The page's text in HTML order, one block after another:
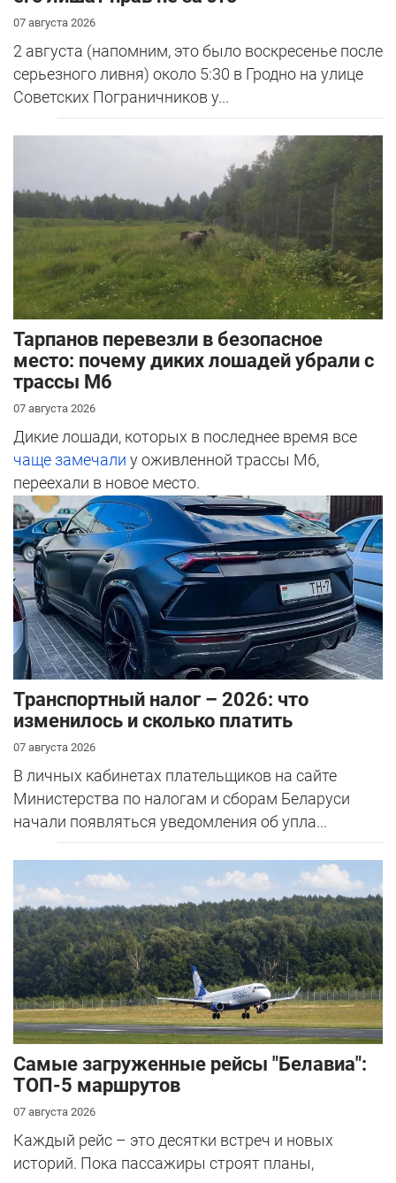
07 августа 2026
2 августа (напомним, это было воскресенье после
серьезного ливня) около 5:30 в Гродно на улице
Советских Пограничников у...
Тарпанов перевезли в безопасное
место: почему диких лошадей убрали с
трассы М6
07 августа 2026
Дикие лошади, которых в последнее время все
чаще замечали у оживленной трассы М6,
переехали в новое место.
Транспортный налог – 2026: что
изменилось и сколько платить
07 августа 2026
В личных кабинетах плательщиков на сайте
Министерства по налогам и сборам Беларуси
начали появляться уведомления об упла...
Самые загруженные рейсы "Белавиа":
ТОП-5 маршрутов
07 августа 2026
Каждый рейс – это десятки встреч и новых
историй. Пока пассажиры строят планы,